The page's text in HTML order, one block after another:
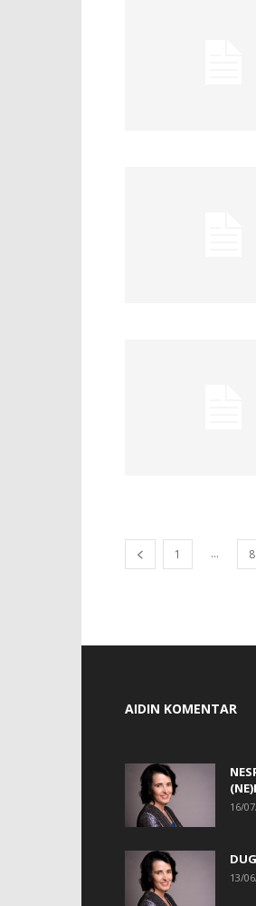
1 ... 8
AIDIN KOMENTAR
16/
13/